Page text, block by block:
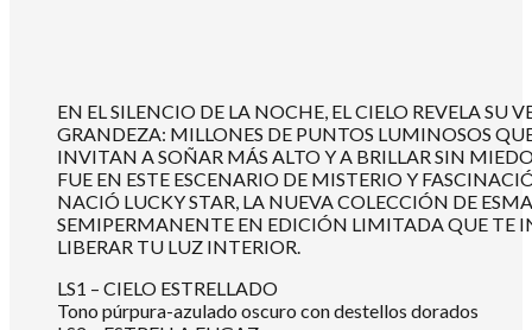
EN EL SILENCIO DE LA NOCHE, EL CIELO REVELA SU
GRANDEZA: MILLONES DE PUNTOS LUMINOSOS
INVITAN A SOÑAR MÁS ALTO Y A BRILLAR SIN
FUE EN ESTE ESCENARIO DE MISTERIO Y
NACIÓ LUCKY STAR, LA NUEVA COLECCIÓN DE
SEMIPERMANENTE EN EDICIÓN LIMITADA QUE TE
LIBERAR TU LUZ INTERIOR.
LS1 – CIELO ESTRELLADO
Tono púrpura-azulado oscuro con destellos dorados